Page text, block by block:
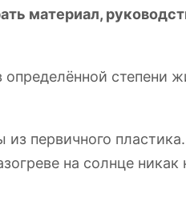
материал,
определённой степени
первичного
на солнце